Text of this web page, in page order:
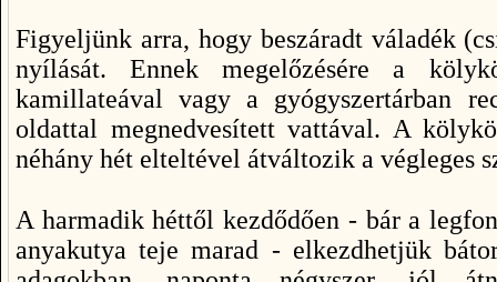
Figyeljünk arra, hogy beszáradt váladék
nyílását. Ennek megelőzésére a
kamillateával vagy a gyógyszertárban
oldattal megnedvesített vattával. A
néhány hét elteltével átváltozik a végleges
A harmadik héttől kezdődően - bár a
anyakutya teje marad - elkezdhetjük